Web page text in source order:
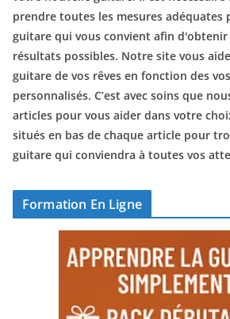
prendre toutes les mesures adéquates
guitare qui vous convient afin
résultats possibles. Notre site vous
guitare de vos rêves en fonction des
personnalisés. C’est avec soins que
articles pour vous aider dans votre
situés en bas de chaque article pour
guitare qui conviendra à toutes vos
Formation En Ligne